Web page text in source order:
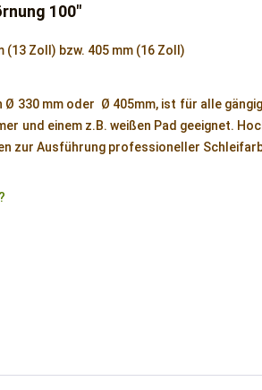
100"
(13 Zoll) bzw. 405 mm (16 Zoll)
330 mm oder Ø 405mm, ist für alle
und einem z.B. weißen Pad geeignet.
zur Ausführung professioneller